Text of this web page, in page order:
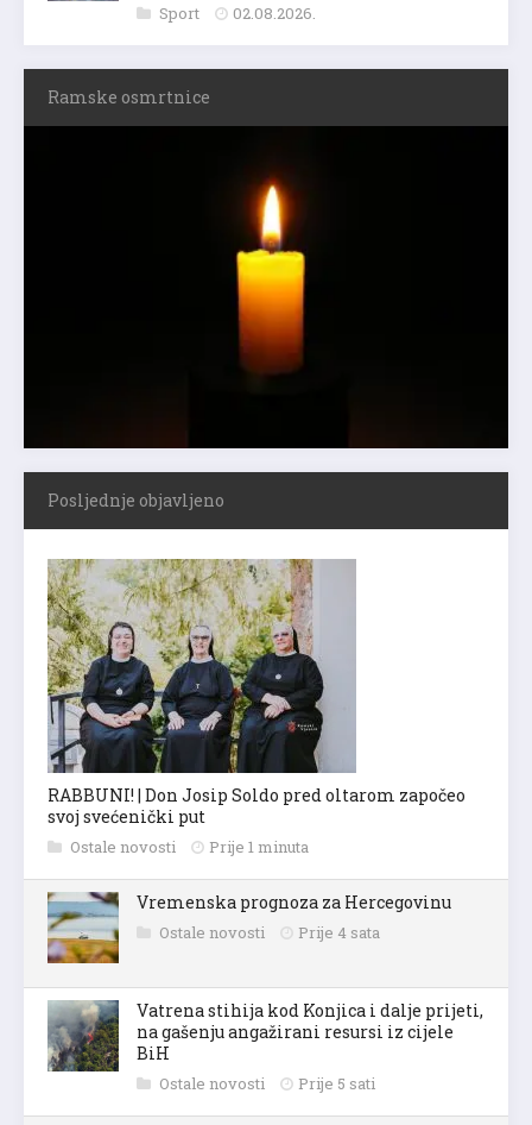
Sport 02.08.2026.
Ramske osmrtnice
Posljednje objavljeno
RABBUNI! | Don Josip Soldo pred oltarom započeo
svoj svećenički put
Ostale novosti Prije 1 minuta
Vremenska prognoza za Hercegovinu
Ostale novosti Prije 4 sata
Vatrena stihija kod Konjica i dalje prijeti,
na gašenju angažirani resursi iz cijele
BiH
Ostale novosti Prije 5 sati